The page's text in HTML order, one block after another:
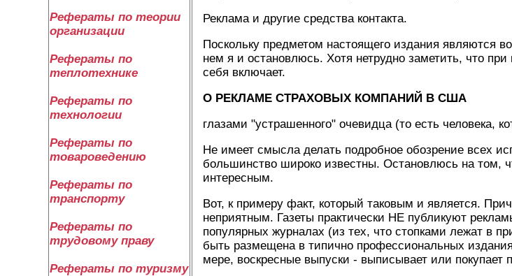
Рефераты по теории
организации
Рефераты по
теплотехнике
Рефераты по
технологии
Рефераты по
товароведению
Рефераты по
транспорту
Рефераты по
трудовому праву
Рефераты по туризму
Реклама и другие средства контакта.
Поскольку предметом настоящего издания являются
нем я и остановлюсь. Хотя нетрудно заметить, что
себя включает.
О РЕКЛАМЕ СТРАХОВЫХ КОМПАНИЙ В США
глазами "устрашенного" очевидца (то есть человека,
Не имеет смысла делать подробное обозрение всех
большинство широко известны. Остановлюсь на том,
интересным.
Вот, к примеру факт, который таковым и является.
неприятным. Газеты практически НЕ публикуют
популярных журналах (из тех, что стопками лежат в
быть размещена в типично профессиональных
мере, воскресные выпуски - выписывает или